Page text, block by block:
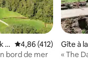
B Évaluation moyenne
4,86 (412)
bord de mer
Gîte à
t
« The